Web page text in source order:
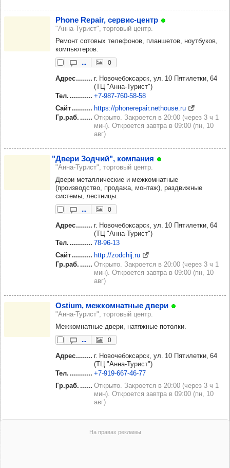
Phone Repair, сер­вис-центр
"Анна-Турист", торговый центр.
Ремонт сотовых телефонов, планшетов, ноутбуков,
компьютеров.
... 0
Адрес
г. Новочебоксарск, ул. 10 Пятилетки, 64
(ТЦ "Анна-Турист")
Тел.
+7‑987‑760‑58‑58
Сайт
https://phonerepair.nethouse.ru
Гр.раб.
Открыто. Закроется в 20:00 (через 3 ч 1
мин). Откроется завтра в 09:00 (пн, 10
авг)
"Двери Зод­чий", ком­па­ния
"Анна-Турист", торговый центр.
Двери металлические и межкомнатные
(производство, продажа, монтаж), раздвижные
системы, лестницы.
... 0
Адрес
г. Новочебоксарск, ул. 10 Пятилетки, 64
(ТЦ "Анна-Турист")
Тел.
78‑96‑13
Сайт
http://zodchij.ru
Гр.раб.
Открыто. Закроется в 20:00 (через 3 ч 1
мин). Откроется завтра в 09:00 (пн, 10
авг)
Ostium, меж­ком­нат­ные двери
"Анна-Турист", торговый центр.
Межкомнатные двери, натяжные потолки.
... 0
Адрес
г. Новочебоксарск, ул. 10 Пятилетки, 64
(ТЦ "Анна-Турист")
Тел.
+7‑919‑667‑46‑77
Гр.раб.
Открыто. Закроется в 20:00 (через 3 ч 1
мин). Откроется завтра в 09:00 (пн, 10
авг)